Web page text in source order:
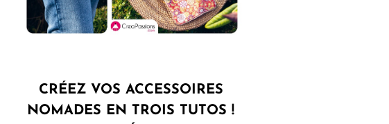
CRÉEZ VOS ACCESSOIRES
NOMADES EN TROIS TUTOS !